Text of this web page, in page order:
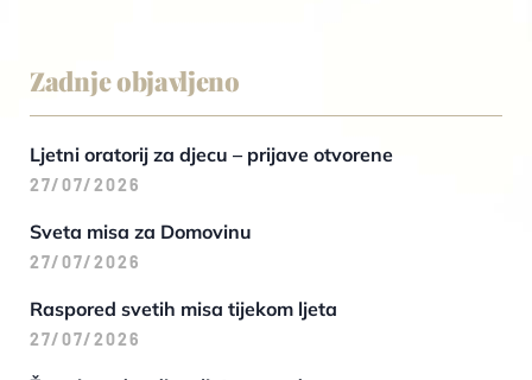
Zadnje objavljeno
Ljetni oratorij za djecu – prijave otvorene
27/07/2026
Sveta misa za Domovinu
27/07/2026
Raspored svetih misa tijekom ljeta
27/07/2026